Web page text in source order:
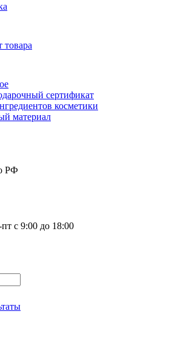
товара
сертификат
косметики
материал
РФ
с 9:00 до 18:00